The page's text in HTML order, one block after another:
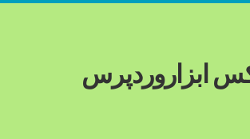
ابزاروردپرس